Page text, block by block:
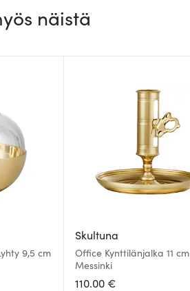
näistä
9,5 cm
Skultuna
Office Kynttilänjalka 11 cm
Messinki
110.00 €